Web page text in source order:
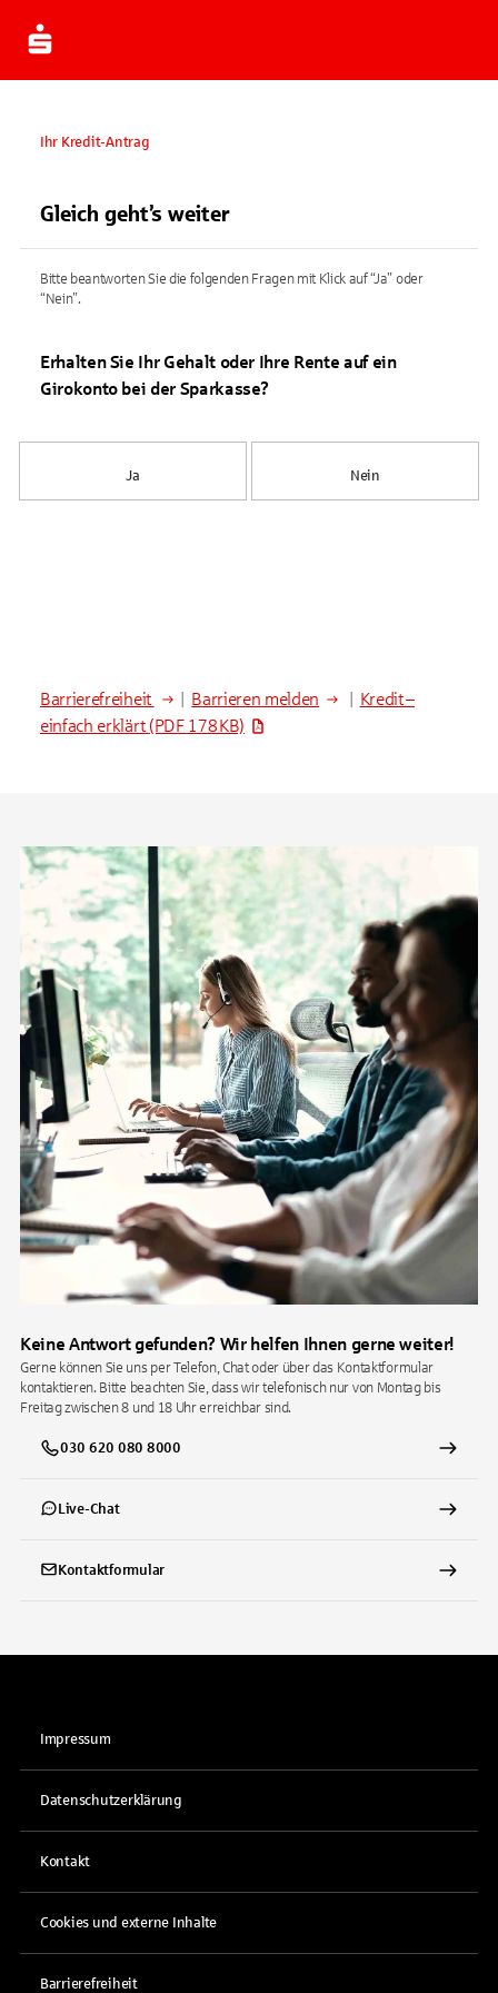
Ihr Kredit-Antrag
Gleich geht’s weiter
Bitte beantworten Sie die folgenden Fragen mit Klick auf “Ja” oder
“Nein”.
Erhalten Sie Ihr Gehalt oder Ihre Rente auf ein
Girokonto bei der Sparkasse?
Ja Nein
Barrierefreiheit Barrieren melden
Kredit –
einfach erklärt (PDF 178 KB)
Keine Antwort gefunden? Wir helfen Ihnen gerne weiter!
Gerne können Sie uns per Telefon, Chat oder über das Kontaktformular
kontaktieren. Bitte beachten Sie, dass wir telefonisch nur von Montag bis
Freitag zwischen 8 und 18 Uhr erreichbar sind.
030 620 080 8000
Live-Chat
Kontaktformular
Impressum
Datenschutzerklärung
Kontakt
Cookies und externe Inhalte
Barrierefreiheit